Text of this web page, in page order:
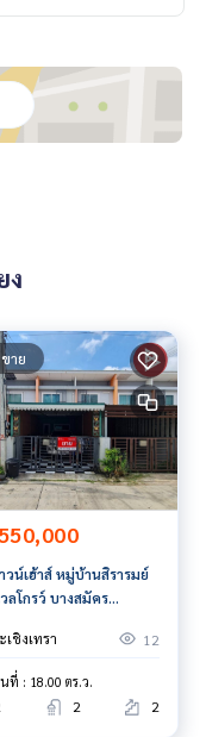
24 ชม., กล้องวงจรปิ
ด 90-100% ของราคา
นได้ที่
1)
ายการ
านธุรกิจนายหน้า ตัวแ
ง
ขาย
วน์เฮ้าส์ หมู่บ้านสิรารมย์
ลโกรว์ บางสมัคร
เชิงเทรา
12
ที่ : 18.00 ตร.ว.
2 2